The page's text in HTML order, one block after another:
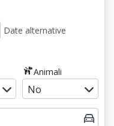
Date alternative
Animali